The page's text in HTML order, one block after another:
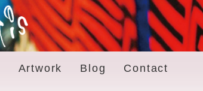
Artwork Blog Contact